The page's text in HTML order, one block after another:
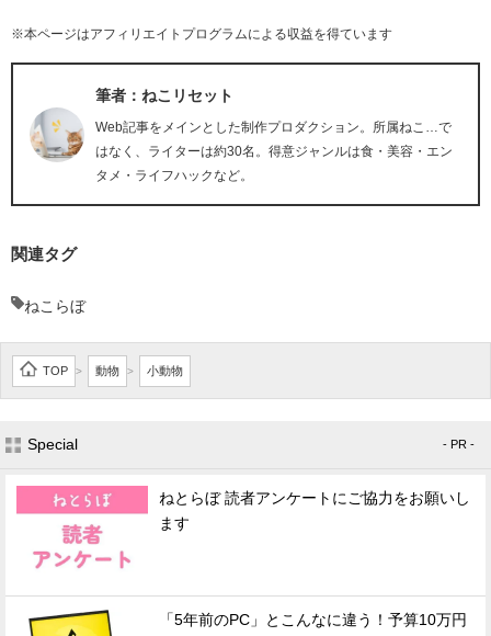
※本ページはアフィリエイトプログラムによる収益を得ています
筆者：ねこリセット
Web記事をメインとした制作プロダクション。所属ねこ…で
はなく、ライターは約30名。得意ジャンルは食・美容・エン
タメ・ライフハックなど。
関連タグ
ねこらぼ
TOP > 動物 > 小動物
Special - PR -
ねとらぼ 読者アンケートにご協力をお願いし
ます
「5年前のPC」とこんなに違う！予算10万円